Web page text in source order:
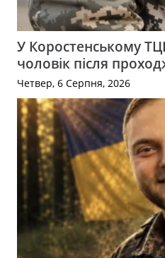
У Коростенському
чоловік після
Четвер, 6 Серпня, 2026